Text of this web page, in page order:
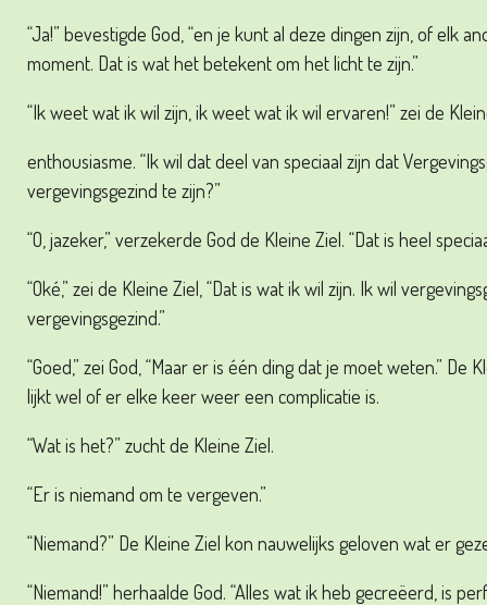
“Ja!” bevestigde God, “en je kunt al deze dingen zijn, of elk
moment. Dat is wat het betekent om het licht te zijn.”
“Ik weet wat ik wil zijn, ik weet wat ik wil ervaren!” zei de
enthousiasme. “Ik wil dat deel van speciaal zijn dat
vergevingsgezind te zijn?”
“O, jazeker,” verzekerde God de Kleine Ziel. “Dat is heel
“Oké,” zei de Kleine Ziel, “Dat is wat ik wil zijn. Ik wil
vergevingsgezind.”
“Goed,” zei God, “Maar er is één ding dat je moet weten.”
lijkt wel of er elke keer weer een complicatie is.
“Wat is het?” zucht de Kleine Ziel.
“Er is niemand om te vergeven.”
“Niemand?” De Kleine Ziel kon nauwelijks geloven wat er
“Niemand!” herhaalde God. “Alles wat ik heb gecreëerd, is